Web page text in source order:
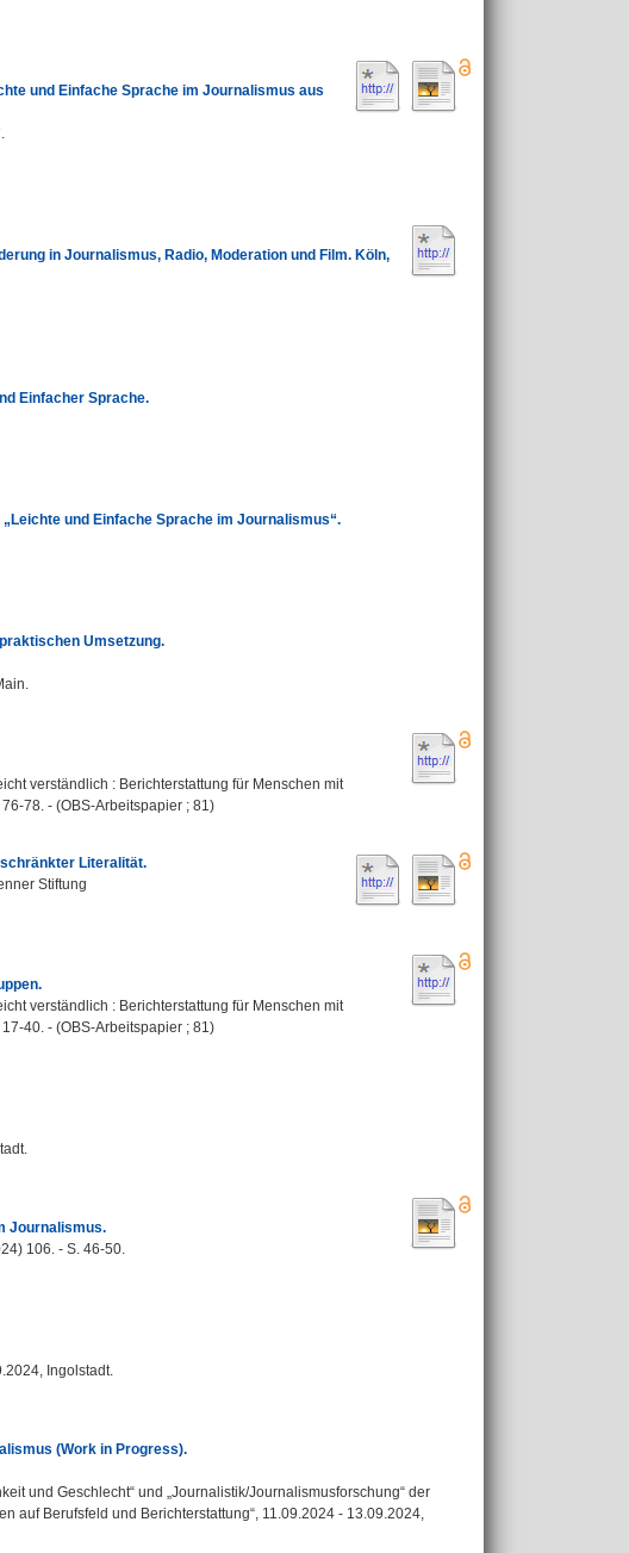
und Einfache Sprache im Journalismus aus
in Journalismus, Radio, Moderation und Film. Köln,
Einfacher Sprache.
und Einfache Sprache im Journalismus“.
Umsetzung.
verständlich : Berichterstattung für Menschen mit
78. - (OBS-Arbeitspapier ; 81)
Literalität.
Stiftung
verständlich : Berichterstattung für Menschen mit
40. - (OBS-Arbeitspapier ; 81)
Journalismus.
106. - S. 46-50.
Ingolstadt.
(Work in Progress).
und Geschlecht“ und „Journalistik/Journalismusforschung“ der
auf Berufsfeld und Berichterstattung“, 11.09.2024 - 13.09.2024,